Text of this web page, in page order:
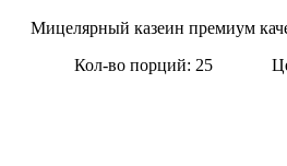
Щитовидная железа
Омега жиры
Мицелярный казеин премиум
Кол-во порций: 25